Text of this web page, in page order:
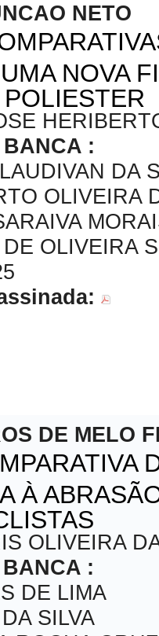
NETO
NOVA
:
DA
OLIVEIRA
OLIVEIRA
DE MELO
À
OLIVEIRA
:
DE LIMA
SILVA